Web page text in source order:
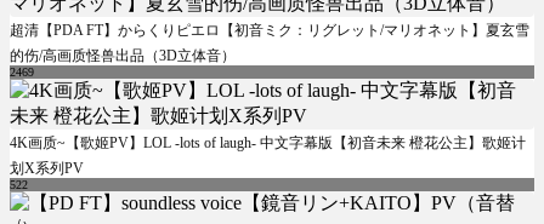
超清【PDA FT】からくりピエロ【初音ミク：リグレット/マリオネット】夏玄雪
的伤/高画质怪兽出品（3D立体音）
2469
4K画质~【歌姬PV】LOL -lots of laugh- 中文字幕版【初音未来 橙花公主】歌姬计
划X系列PV
522